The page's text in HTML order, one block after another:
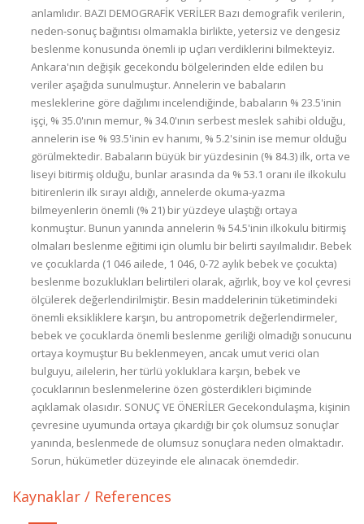
Kaynaklar / References